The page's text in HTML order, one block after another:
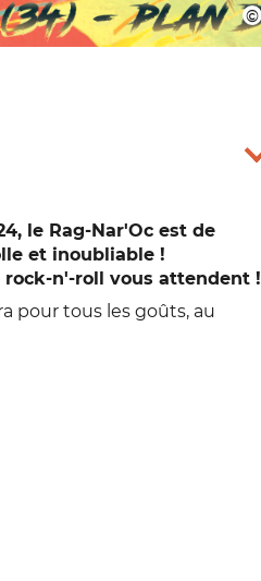
le Rag-Nar'Oc est de
et inoubliable !
rock-n'-roll vous attendent !
pour tous les goûts, au